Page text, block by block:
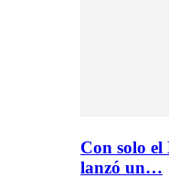
Con solo
lanzó un…